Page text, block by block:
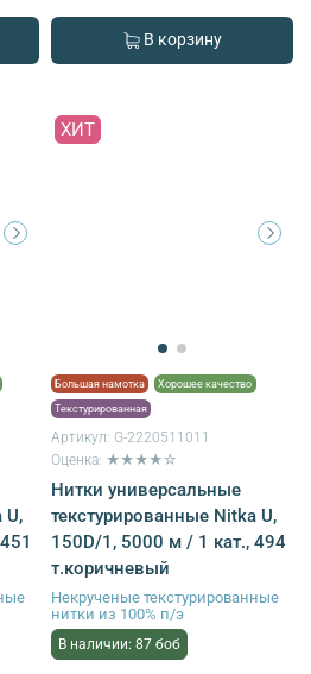
В корзину
U,
ХИТ
Большая намотка Хорошее качество
Текстурированная
Артикул: G-2220511011
Оценка: ★★★★☆
Нитки универсальные
текстурированные Nitka U,
150D/1, 5000 м / 1 кат., 494
т.коричневый
Некрученые текстурированные
нитки из 100% п/э
В наличии: 87 боб